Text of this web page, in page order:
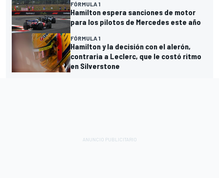
FÓRMULA 1
Hamilton espera sanciones de motor
para los pilotos de Mercedes este año
FÓRMULA 1
Hamilton y la decisión con el alerón,
contraria a Leclerc, que le costó ritmo
en Silverstone